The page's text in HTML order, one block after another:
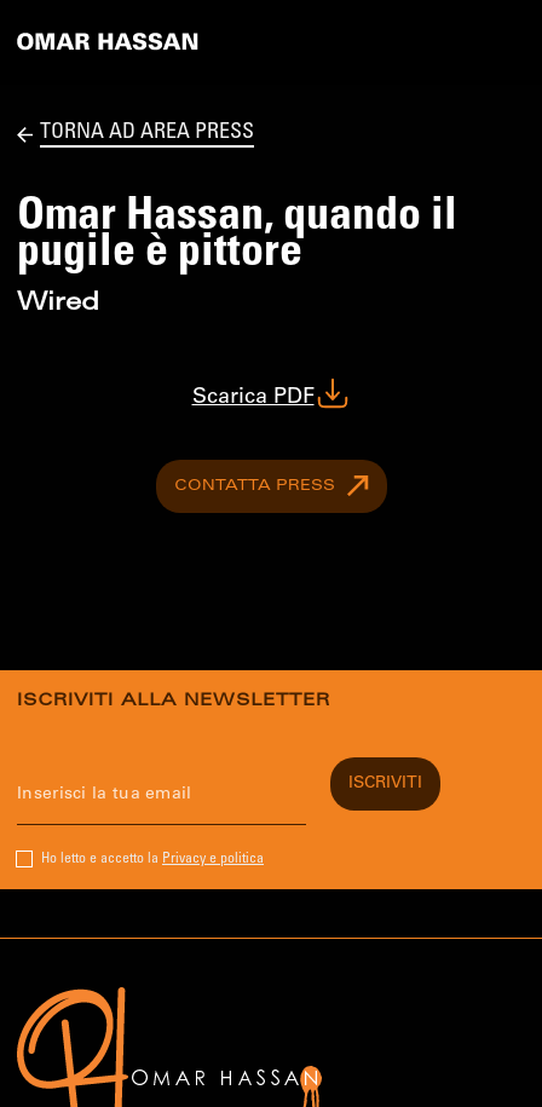
TORNA AD AREA PRESS
Omar Hassan, quando il
pugile è pittore
Wired
Scarica PDF
CONTATTA PRESS
ISCRIVITI ALLA NEWSLETTER
Ho letto e accetto la Privacy e politica